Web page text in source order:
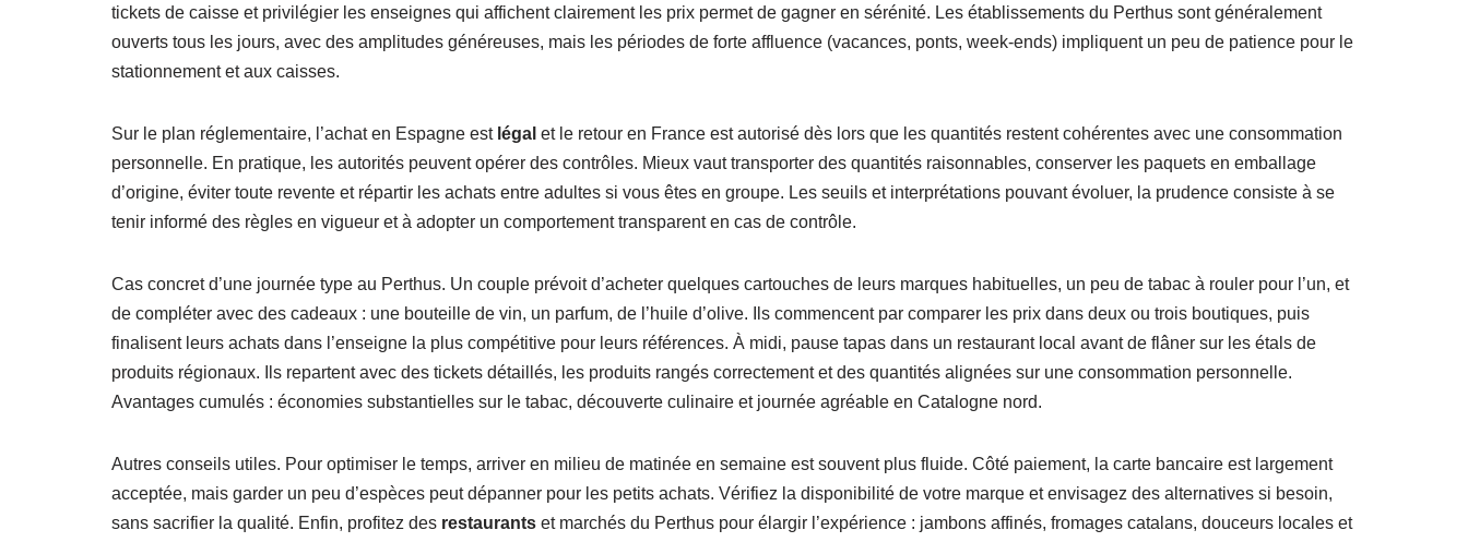
tickets de caisse et privilégier les enseignes qui affichent clairement les prix permet de gagner en sérénité. Les établissements du Perthus sont généralement
ouverts tous les jours, avec des amplitudes généreuses, mais les périodes de forte affluence (vacances, ponts, week-ends) impliquent un peu de patience pour le
stationnement et aux caisses.
Sur le plan réglementaire, l’achat en Espagne est légal et le retour en France est autorisé dès lors que les quantités restent cohérentes avec une consommation
personnelle. En pratique, les autorités peuvent opérer des contrôles. Mieux vaut transporter des quantités raisonnables, conserver les paquets en emballage
d’origine, éviter toute revente et répartir les achats entre adultes si vous êtes en groupe. Les seuils et interprétations pouvant évoluer, la prudence consiste à se
tenir informé des règles en vigueur et à adopter un comportement transparent en cas de contrôle.
Cas concret d’une journée type au Perthus. Un couple prévoit d’acheter quelques cartouches de leurs marques habituelles, un peu de tabac à rouler pour l’un, et
de compléter avec des cadeaux : une bouteille de vin, un parfum, de l’huile d’olive. Ils commencent par comparer les prix dans deux ou trois boutiques, puis
finalisent leurs achats dans l’enseigne la plus compétitive pour leurs références. À midi, pause tapas dans un restaurant local avant de flâner sur les étals de
produits régionaux. Ils repartent avec des tickets détaillés, les produits rangés correctement et des quantités alignées sur une consommation personnelle.
Avantages cumulés : économies substantielles sur le tabac, découverte culinaire et journée agréable en Catalogne nord.
Autres conseils utiles. Pour optimiser le temps, arriver en milieu de matinée en semaine est souvent plus fluide. Côté paiement, la carte bancaire est largement
acceptée, mais garder un peu d’espèces peut dépanner pour les petits achats. Vérifiez la disponibilité de votre marque et envisagez des alternatives si besoin,
sans sacrifier la qualité. Enfin, profitez des restaurants et marchés du Perthus pour élargir l’expérience : jambons affinés, fromages catalans, douceurs locales et